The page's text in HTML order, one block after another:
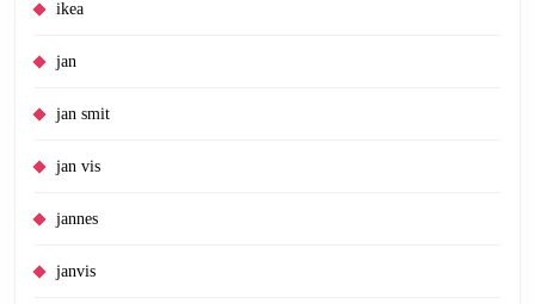
ikea
jan
jan smit
jan vis
jannes
janvis